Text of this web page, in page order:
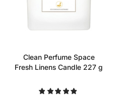
Clean Perfume Space
Fresh Linens Candle 227 g